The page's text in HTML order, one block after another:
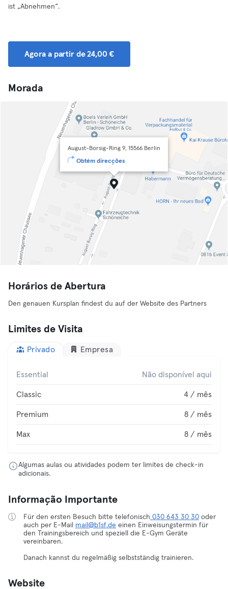
ist „Abnehmen“.
Agora a partir de 24,00 €
Morada
August-Borsig-Ring 9, 15566 Berlin
Obtém direcções
Horários de Abertura
Den genauen Kursplan findest du auf der Website des Partners
Limites de Visita
Privado Empresa
Essential Não disponível aqui
Classic 4 / mês
Premium 8 / mês
Max 8 / mês
Algumas aulas ou atividades podem ter limites de check-in
adicionais.
Informação Importante
Für den ersten Besuch bitte telefonisch 030 643 30 30 oder
auch per E-Mail mail@b1sf.de einen Einweisungstermin für
den Trainingsbereich und speziell die E-Gym Geräte
vereinbaren.
Danach kannst du regelmäßig selbstständig trainieren.
Website